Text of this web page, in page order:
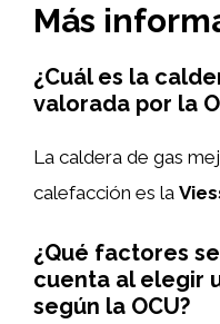
Más
¿Cuál es la
valorada por la
La caldera de gas
calefacción es la
¿Qué factores
cuenta al elegir
según la OCU?